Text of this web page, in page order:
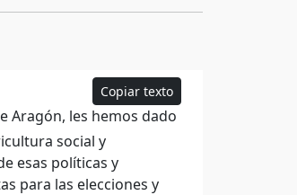
Copiar texto
Aragón, les hemos dado
social y
esas políticas y
para las elecciones y